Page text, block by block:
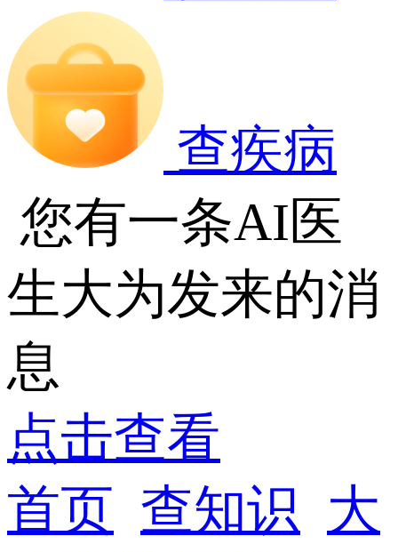
查疾病
您有一条AI医
生大为发来的消
息
点击查看
首页 查知识 大